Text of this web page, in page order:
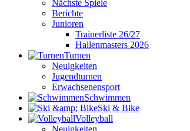
Nächste Spiele
Berichte
Junioren
Trainerliste 26/27
Hallenmasters 2026
Turnen
Neuigkeiten
Jugendturnen
Erwachsenensport
Schwimmen
Ski & Bike
Volleyball
Neuigkeiten